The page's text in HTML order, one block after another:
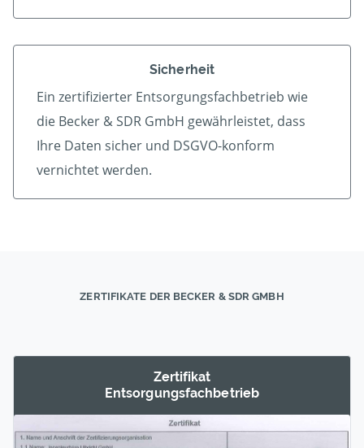
Sicherheit
Ein zertifizierter Ent­sorgungs­fach­betrieb wie
die Becker & SDR GmbH gewährleistet, dass
Ihre Daten sicher und DSGVO-konform
vernichtet werden.
ZERTIFIKATE DER BECKER & SDR GMBH
Zertifikat
Entsorgungs­fachbetrieb